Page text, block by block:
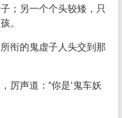
；另一个个头较矮，只
。
衔的鬼虚子人头交到那
厉声道：“你是‘鬼车妖